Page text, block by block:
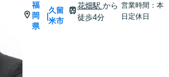
福
岡
県
|
久留
米市
花畑駅 から
徒歩4分
営業時間：本
日定休日